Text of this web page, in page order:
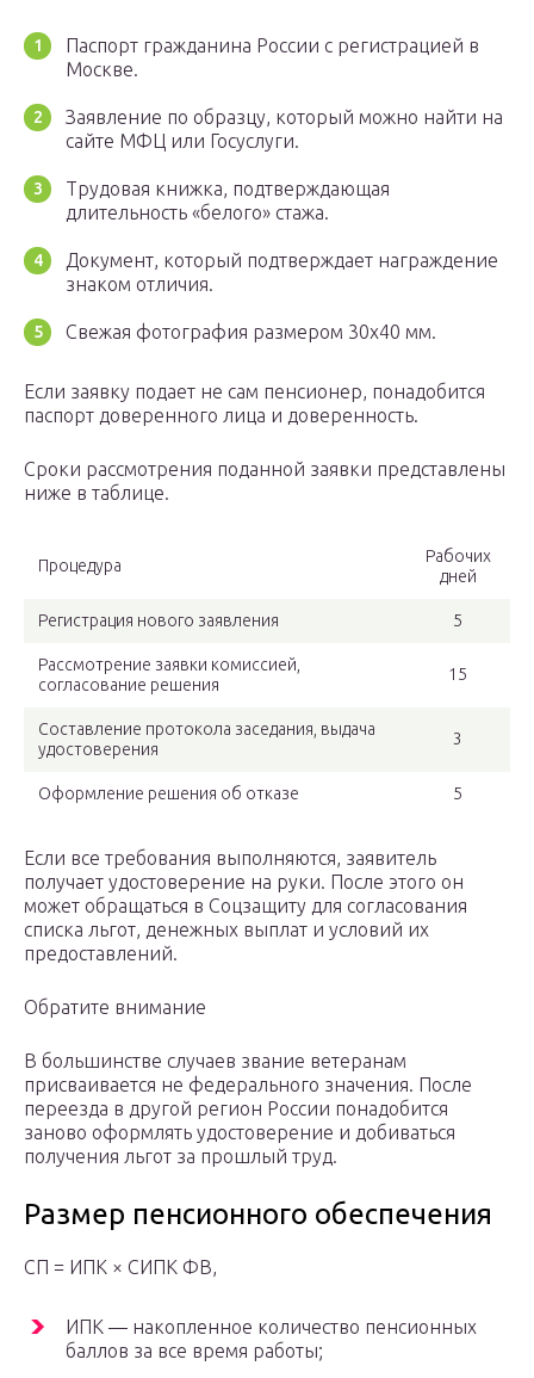
Паспорт гражданина России с регистрацией в
Москве.
Заявление по образцу, который можно найти на
сайте МФЦ или Госуслуги.
Трудовая книжка, подтверждающая
длительность «белого» стажа.
Документ, который подтверждает награждение
знаком отличия.
Свежая фотография размером 30х40 мм.
Если заявку подает не сам пенсионер, понадобится
паспорт доверенного лица и доверенность.
Сроки рассмотрения поданной заявки представлены
ниже в таблице.
Процедура
Рабочих
дней
Регистрация нового заявления 5
Рассмотрение заявки комиссией,
согласование решения
15
Составление протокола заседания, выдача
удостоверения
3
Оформление решения об отказе 5
Если все требования выполняются, заявитель
получает удостоверение на руки. После этого он
может обращаться в Соцзащиту для согласования
списка льгот, денежных выплат и условий их
предоставлений.
Обратите внимание
В большинстве случаев звание ветеранам
присваивается не федерального значения. После
переезда в другой регион России понадобится
заново оформлять удостоверение и добиваться
получения льгот за прошлый труд.
Размер пенсионного обеспечения
СП = ИПК × СИПК ФВ,
ИПК — накопленное количество пенсионных
баллов за все время работы;